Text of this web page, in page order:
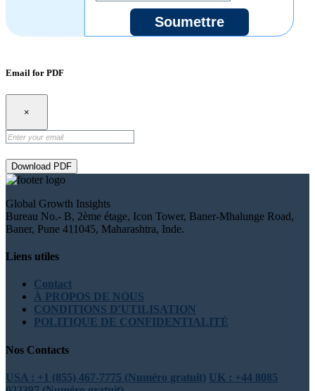
Soumettre
Email for PDF
×
Download PDF
Global Growth Insights
Bureau No.- B, 2ème étage, Icon Tower, Baner-Mhalunge Road,
Baner, Pune 411045, Maharashtra, Inde.
Liens utiles
Contact
À PROPOS DE NOUS
CONDITIONS D'UTILISATION
POLITIQUE DE CONFIDENTIALITÉ
Nos Contacts
USA : +1 (855) 467-7775 (Numéro gratuit) UK : +44 8085